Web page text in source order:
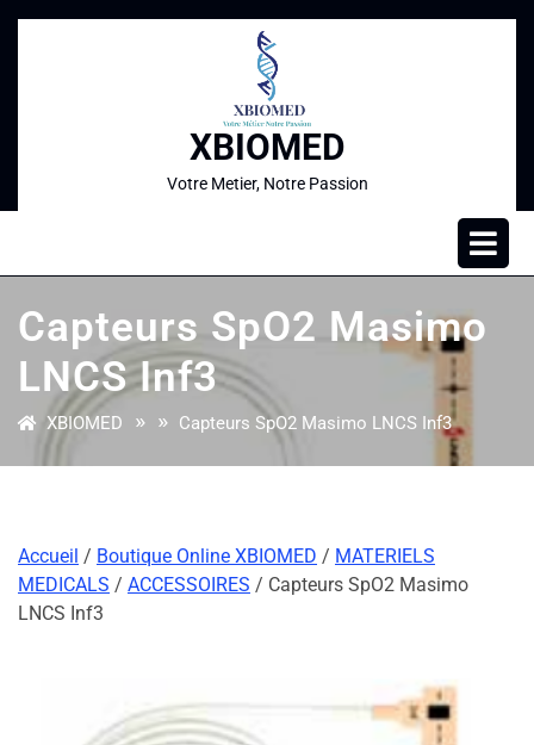
XBIOMED
Votre Metier, Notre Passion
Capteurs SpO2 Masimo
LNCS Inf3
XBIOMED » » Capteurs SpO2 Masimo LNCS Inf3
Accueil / Boutique Online XBIOMED / MATERIELS
MEDICALS / ACCESSOIRES / Capteurs SpO2 Masimo
LNCS Inf3